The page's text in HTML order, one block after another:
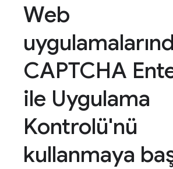
Web
CAPTCHA
ile Uygulama
Kontrolü'nü
kullanmaya